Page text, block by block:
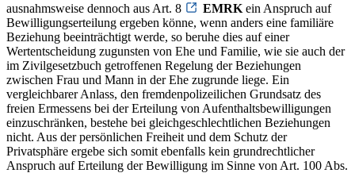
ausnahmsweise dennoch aus Art. 8
EMRK ein Anspruch auf
Bewilligungserteilung ergeben könne, wenn anders eine familiäre
Beziehung beeinträchtigt werde, so beruhe dies auf einer
Wertentscheidung zugunsten von Ehe und Familie, wie sie auch der
im Zivilgesetzbuch getroffenen Regelung der Beziehungen
zwischen Frau und Mann in der Ehe zugrunde liege. Ein
vergleichbarer Anlass, den fremdenpolizeilichen Grundsatz des
freien Ermessens bei der Erteilung von Aufenthaltsbewilligungen
einzuschränken, bestehe bei gleichgeschlechtlichen Beziehungen
nicht. Aus der persönlichen Freiheit und dem Schutz der
Privatsphäre ergebe sich somit ebenfalls kein grundrechtlicher
Anspruch auf Erteilung der Bewilligung im Sinne von Art. 100 Abs.